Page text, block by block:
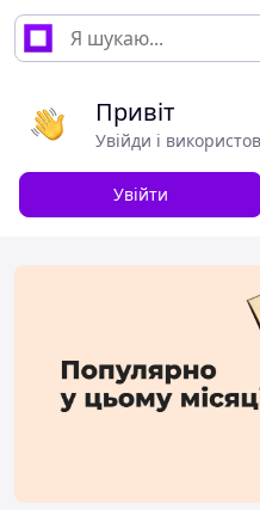
Привіт
Увійди і
Увійти